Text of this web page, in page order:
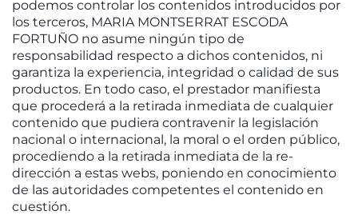
podemos controlar los contenidos introducidos por
los terceros, MARIA MONTSERRAT ESCODA
FORTUÑO no asume ningún tipo de
responsabilidad respecto a dichos contenidos, ni
garantiza la experiencia, integridad o calidad de sus
productos. En todo caso, el prestador manifiesta
que procederá a la retirada inmediata de cualquier
contenido que pudiera contravenir la legislación
nacional o internacional, la moral o el orden público,
procediendo a la retirada inmediata de la re-
dirección a estas webs, poniendo en conocimiento
de las autoridades competentes el contenido en
cuestión.